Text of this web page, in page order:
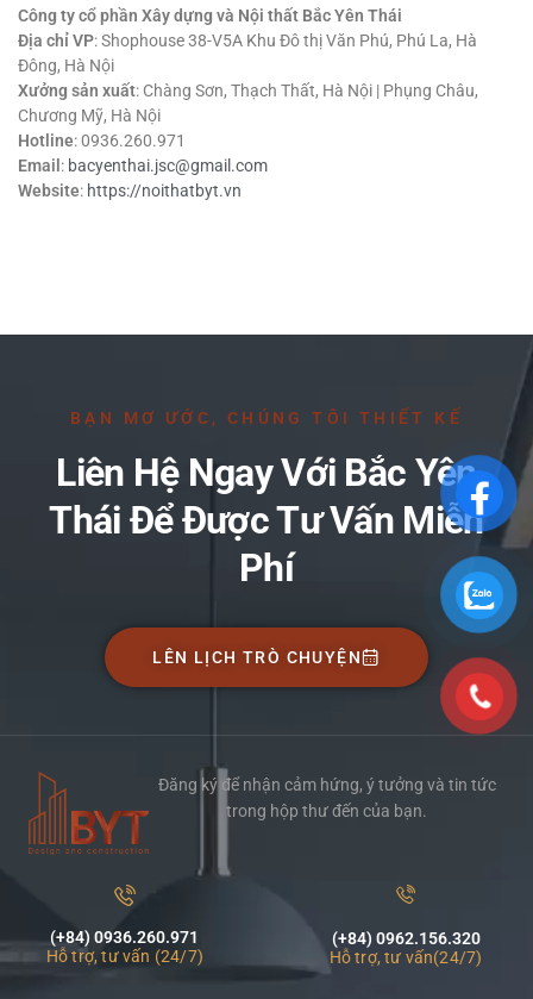
Công ty cổ phần Xây dựng và Nội thất Bắc Yên Thái
Địa chỉ VP: Shophouse 38-V5A Khu Đô thị Văn Phú, Phú La, Hà
Đông, Hà Nội
Xưởng sản xuất: Chàng Sơn, Thạch Thất, Hà Nội | Phụng Châu,
Chương Mỹ, Hà Nội
Hotline: 0936.260.971
Email : bacyenthai.jsc@gmail.com
Website: https://noithatbyt.vn
BẠN MƠ ƯỚC, CHÚNG TÔI THIẾT KẾ
Liên Hệ Ngay Với Bắc Yên
Thái Để Được Tư Vấn Miễn
Phí
LÊN LỊCH TRÒ CHUYỆN
Đăng ký để nhận cảm hứng, ý tưởng và tin tức
trong hộp thư đến của bạn.
(+84) 0936.260.971
Hỗ trợ, tư vấn (24/7)
(+84) 0962.156.320
Hỗ trợ, tư vấn(24/7)